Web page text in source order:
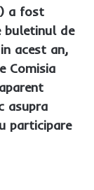
a fost
buletinul de
acest an,
Comisia
asupra
participare